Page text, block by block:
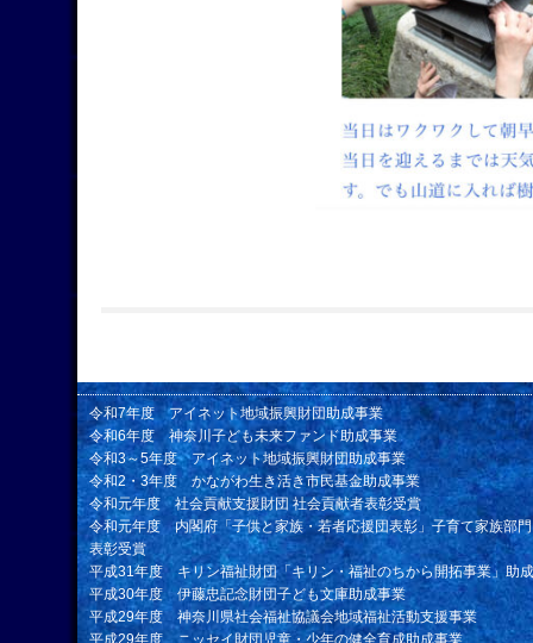
令和7年度 アイネット地域振興財団助成事業
令和6年度 神奈川子ども未来ファンド助成事業
令和3～5年度 アイネット地域振興財団助成事業
令和2・3年度 かながわ生き活き市民基金助成事業
令和元年度 社会貢献支援財団 社会貢献者表彰受賞
令和元年度 内閣府「子供と家族・若者応援団表彰」子育て家族部
表彰受賞
平成31年度 キリン福祉財団「キリン・福祉のちから開拓事業」助
平成30年度 伊藤忠記念財団子ども文庫助成事業
平成29年度 神奈川県社会福祉協議会地域福祉活動支援事業
平成29年度 ニッセイ財団児童・少年の健全育成助成事業